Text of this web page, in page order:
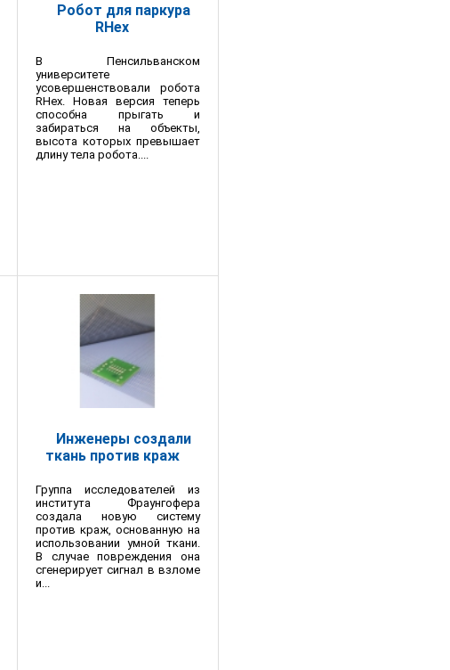
Робот для паркура
RHex
В Пенсильванском
университете
усовершенствовали робота
RHex. Новая версия теперь
способна прыгать и
забираться на объекты,
высота которых превышает
длину тела робота....
Инженеры создали
ткань против краж
Группа исследователей из
института Фраунгофера
создала новую систему
против краж, основанную на
использовании умной ткани.
В случае повреждения она
сгенерирует сигнал в взломе
и...